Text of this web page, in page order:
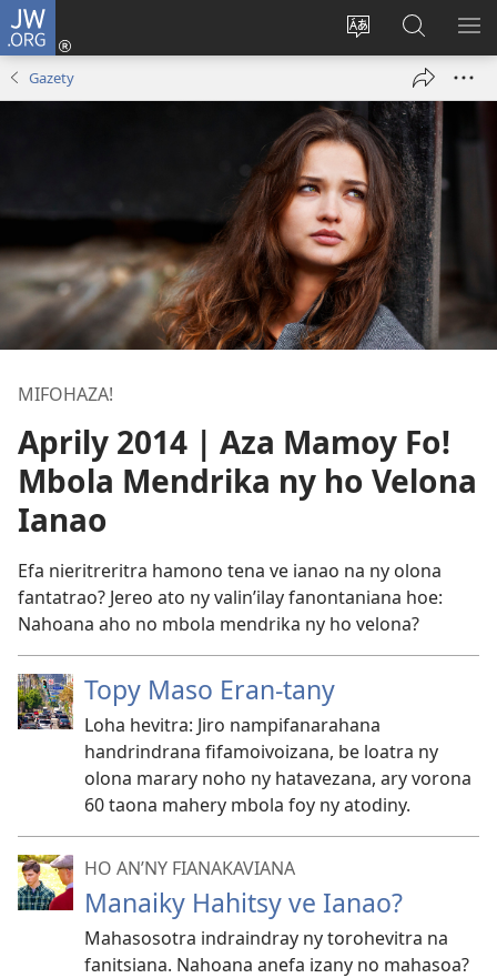
JW.ORG
Hiova
Hiditra
(manokatra
ato
Amin’ny
JW.ORG
Gazety
MIFOHAZA!
Aprily 2014 | Aza Mamoy Fo!
Mbola Mendrika ny ho Velona
Ianao
Efa nieritreritra hamono tena ve ianao na ny olona
fantatrao? Jereo ato ny valin’ilay fanontaniana hoe:
Nahoana aho no mbola mendrika ny ho velona?
Topy Maso Eran-tany
Loha hevitra: Jiro nampifanarahana
handrindrana fifamoivoizana, be loatra ny
olona marary noho ny hatavezana, ary vorona
60 taona mahery mbola foy ny atodiny.
HO AN’NY FIANAKAVIANA
Manaiky Hahitsy ve Ianao?
Mahasosotra indraindray ny torohevitra na
fanitsiana. Nahoana anefa izany no mahasoa?